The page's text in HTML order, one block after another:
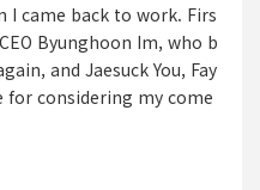
I came back to work. Firs
Byunghoon Im, who b
and Jaesuck You, Fay
for considering my come